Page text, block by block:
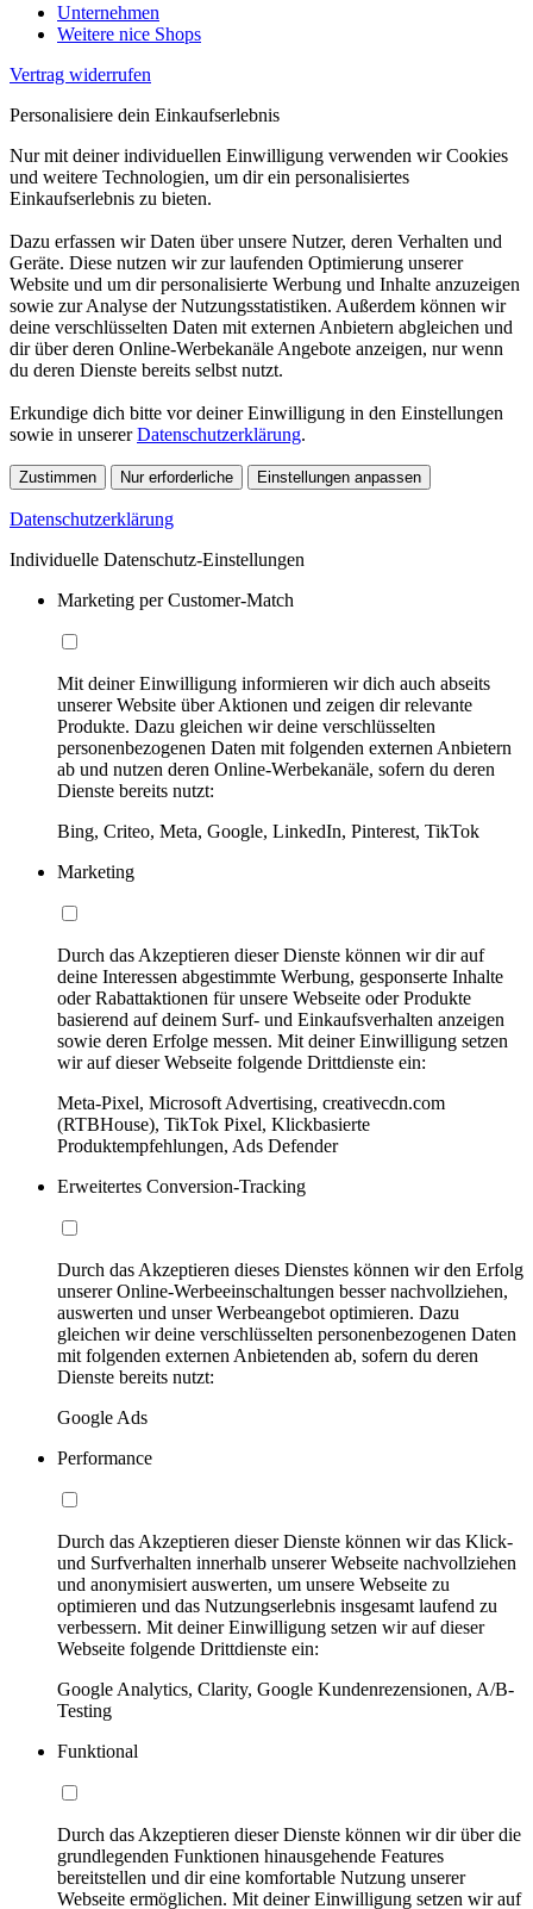
Unternehmen
Weitere nice Shops
Vertrag widerrufen
Personalisiere dein Einkaufserlebnis
Nur mit deiner individuellen Einwilligung verwenden wir Cookies
und weitere Technologien, um dir ein personalisiertes
Einkaufserlebnis zu bieten.
Dazu erfassen wir Daten über unsere Nutzer, deren Verhalten und
Geräte. Diese nutzen wir zur laufenden Optimierung unserer
Website und um dir personalisierte Werbung und Inhalte anzuzeigen
sowie zur Analyse der Nutzungsstatistiken. Außerdem können wir
deine verschlüsselten Daten mit externen Anbietern abgleichen und
dir über deren Online-Werbekanäle Angebote anzeigen, nur wenn
du deren Dienste bereits selbst nutzt.
Erkundige dich bitte vor deiner Einwilligung in den Einstellungen
sowie in unsererDatenschutzerklärung.
Zustimmen Nur erforderliche Einstellungen anpassen
Datenschutzerklärung
Individuelle Datenschutz-Einstellungen
Marketing per Customer-Match
Mit deiner Einwilligung informieren wir dich auch abseits
unserer Website über Aktionen und zeigen dir relevante
Produkte. Dazu gleichen wir deine verschlüsselten
personenbezogenen Daten mit folgenden externen Anbietern
ab und nutzen deren Online-Werbekanäle, sofern du deren
Dienste bereits nutzt:
Bing, Criteo, Meta, Google, LinkedIn, Pinterest, TikTok
Marketing
Durch das Akzeptieren dieser Dienste können wir dir auf
deine Interessen abgestimmte Werbung, gesponserte Inhalte
oder Rabattaktionen für unsere Webseite oder Produkte
basierend auf deinem Surf- und Einkaufsverhalten anzeigen
sowie deren Erfolge messen. Mit deiner Einwilligung setzen
wir auf dieser Webseite folgende Drittdienste ein:
Meta-Pixel, Microsoft Advertising, creativecdn.com
(RTBHouse), TikTok Pixel, Klickbasierte
Produktempfehlungen, Ads Defender
Erweitertes Conversion-Tracking
Durch das Akzeptieren dieses Dienstes können wir den Erfolg
unserer Online-Werbeeinschaltungen besser nachvollziehen,
auswerten und unser Werbeangebot optimieren. Dazu
gleichen wir deine verschlüsselten personenbezogenen Daten
mit folgenden externen Anbietenden ab, sofern du deren
Dienste bereits nutzt:
Google Ads
Performance
Durch das Akzeptieren dieser Dienste können wir das Klick-
und Surfverhalten innerhalb unserer Webseite nachvollziehen
und anonymisiert auswerten, um unsere Webseite zu
optimieren und das Nutzungserlebnis insgesamt laufend zu
verbessern. Mit deiner Einwilligung setzen wir auf dieser
Webseite folgende Drittdienste ein:
Google Analytics, Clarity, Google Kundenrezensionen, A/B-
Testing
Funktional
Durch das Akzeptieren dieser Dienste können wir dir über die
grundlegenden Funktionen hinausgehende Features
bereitstellen und dir eine komfortable Nutzung unserer
Webseite ermöglichen. Mit deiner Einwilligung setzen wir auf